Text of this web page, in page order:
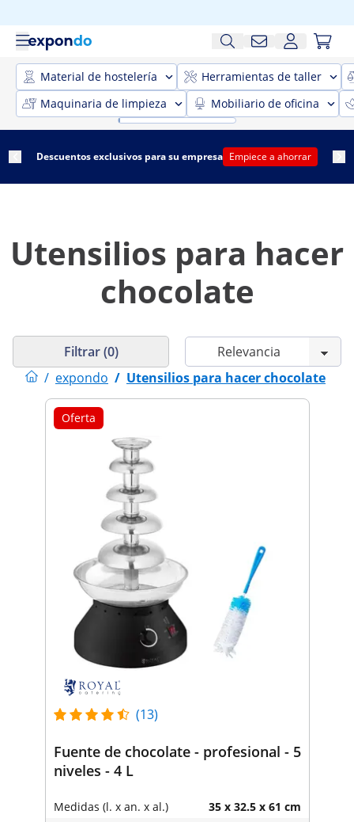
Material de hostelería
Herramientas de taller
Maquinaria de limpieza
Mobiliario de oficina
Descuentos exclusivos para su empresa Empiece a ahorrar
Utensilios para hacer
chocolate
/ expondo / Utensilios para hacer chocolate
Filtrar (0)
Oferta
(13)
Fuente de chocolate - profesional - 5
niveles - 4 L
Medidas (l. x an. x al.) 35 x 32.5 x 61 cm